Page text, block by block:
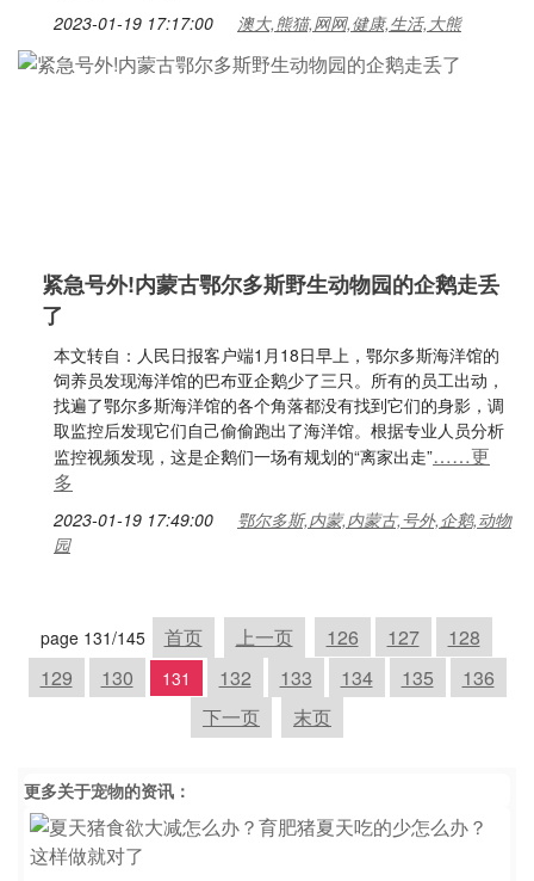
2023-01-19 17:17:00 澳大,熊猫,网网,健康,生活,大熊
紧急号外!内蒙古鄂尔多斯野生动物园的企鹅走丢
了
本文转自：人民日报客户端1月18日早上，鄂尔多斯海洋馆的
饲养员发现海洋馆的巴布亚企鹅少了三只。所有的员工出动，
找遍了鄂尔多斯海洋馆的各个角落都没有找到它们的身影，调
取监控后发现它们自己偷偷跑出了海洋馆。根据专业人员分析
监控视频发现，这是企鹅们一场有规划的“离家出走”……更
多
2023-01-19 17:49:00
鄂尔多斯,内蒙,内蒙古,号外,企鹅,动物
园
page 131/145 首页 上一页 126 127
128
129
130 131 132 133 134 135
136
下一页
末页
更多关于宠物的资讯：